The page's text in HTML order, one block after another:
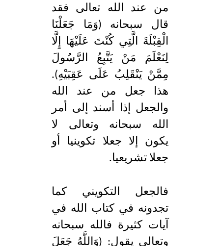
من عند الله تعالى فقد
قال سبحانه (وَمَا جَعَلْنَا
الْقِبْلَةَ الَّتِي كُنْتَ عَلَيْهَا إِلَّا
لِنَعْلَمَ مَنْ يَتَّبِعُ الرَّسُولَ
مِمَّنْ يَنْقَلِبُ عَلَى عَقِبَيْهِ).
هذا جعل من عند الله
والجعل إذا أسند إلى أمر
الله سبحانه وتعالى لا
يكون إلا جعلا تكوينيا أو
جعلا تشريعيا.
فالجعل التكويني كما
تجدونه في كتاب الله في
آيات كثيرة فالله سبحانه
وتعالى يقول: (وَاللَّهُ جَعَلَ